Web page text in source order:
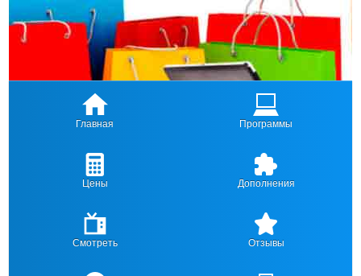
Главная Программы
Цены Дополнения
Смотреть Отзывы